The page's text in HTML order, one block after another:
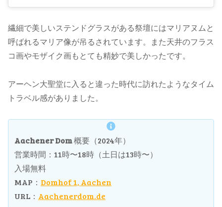
繊細で美しいステンドグラスがある祭壇にはマリアヌムと
呼ばれるマリア像が吊るされています。また天井のフラス
コ画やモザイク画もとても精妙で美しかったです。
アーヘン大聖堂に入ると違った時代に訪れたようなタイム
トラベル感がありました。
Aachener Dom概要（2024年）
営業時間：11時〜18時（土日は13時〜）
入場無料
MAP： Domhof 1, Aachen
URL： Aachenerdom.de